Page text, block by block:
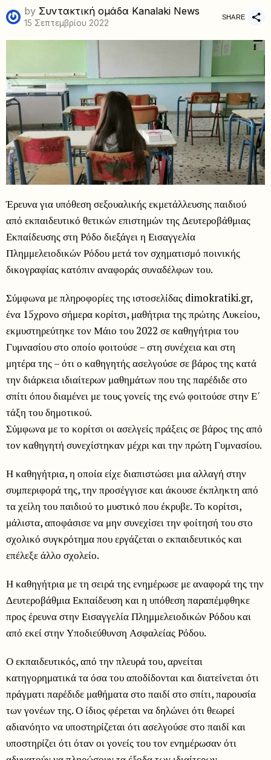
by Συντακτική ομάδα Kanalaki News
15 Σεπτεμβρίου 2022
SHARE
Έρευνα για υπόθεση σεξουαλικής εκμετάλλευσης παιδιού
από εκπαιδευτικό θετικών επιστημών της Δευτεροβάθμιας
Εκπαίδευσης στη Ρόδο διεξάγει η Εισαγγελία
Πλημμελειοδικών Ρόδου μετά τον σχηματισμό ποινικής
δικογραφίας κατόπιν αναφοράς συναδέλφων του.
Σύμφωνα με πληροφορίες της ιστοσελίδας dimokratiki.gr,
ένα 15χρονο σήμερα κορίτσι, μαθήτρια της πρώτης Λυκείου,
εκμυστηρεύτηκε τον Μάιο του 2022 σε καθηγήτρια του
Γυμνασίου στο οποίο φοιτούσε – στη συνέχεια και στη
μητέρα της – ότι ο καθηγητής ασελγούσε σε βάρος της κατά
την διάρκεια ιδιαίτερων μαθημάτων που της παρέδιδε στο
σπίτι όπου διαμένει με τους γονείς της ενώ φοιτούσε στην Ε΄
τάξη του δημοτικού.
Σύμφωνα με το κορίτσι οι ασελγείς πράξεις σε βάρος της από
τον καθηγητή συνεχίστηκαν μέχρι και την πρώτη Γυμνασίου.
Η καθηγήτρια, η οποία είχε διαπιστώσει μια αλλαγή στην
συμπεριφορά της, την προσέγγισε και άκουσε έκπληκτη από
τα χείλη του παιδιού το μυστικό που έκρυβε. Το κορίτσι,
μάλιστα, αποφάσισε να μην συνεχίσει την φοίτησή του στο
σχολικό συγκρότημα που εργάζεται ο εκπαιδευτικός και
επέλεξε άλλο σχολείο.
Η καθηγήτρια με τη σειρά της ενημέρωσε με αναφορά της την
Δευτεροβάθμια Εκπαίδευση και η υπόθεση παραπέμφθηκε
προς έρευνα στην Εισαγγελία Πλημμελειοδικών Ρόδου και
από εκεί στην Υποδιεύθυνση Ασφαλείας Ρόδου.
Ο εκπαιδευτικός, από την πλευρά του, αρνείται
κατηγορηματικά τα όσα του αποδίδονται και διατείνεται ότι
πράγματι παρέδιδε μαθήματα στο παιδί στο σπίτι, παρουσία
των γονέων της. Ο ίδιος φέρεται να δηλώνει ότι θεωρεί
αδιανόητο να υποστηρίζεται ότι ασελγούσε στο παιδί και
υποστηρίζει ότι όταν οι γονείς του τον ενημέρωσαν ότι